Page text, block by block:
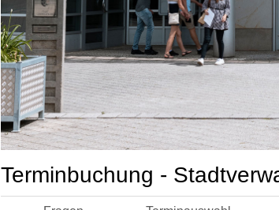
Terminbuchung -